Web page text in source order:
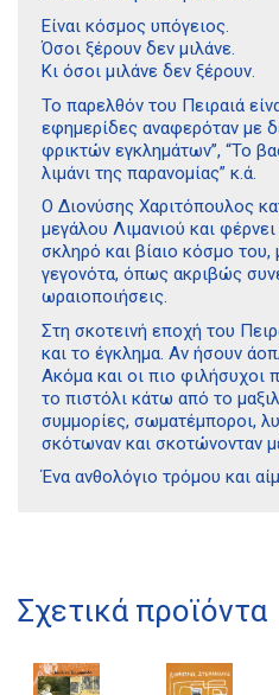
Είναι κόσμος υπόγειος.
Όσοι ξέρουν δεν μιλάνε.
Κι όσοι μιλάνε δεν ξέρουν.
Το παρελθόν του Πειραιά
εφημερίδες αναφερόταν με
φρικτών εγκλημάτων”, “Το
λιμάνι της παρανομίας” κ.ά.
Ο Διονύσης Χαριτόπουλος
μεγάλου Λιμανιού και
σκληρό και βίαιο κόσμο του,
γεγονότα, όπως ακριβώς
ωραιοποιήσεις.
Στη σκοτεινή εποχή του
και το έγκλημα. Αν ήσουν
Ακόμα και οι πιο φιλήσυχοι
το πιστόλι κάτω από το
συμμορίες, σωματέμποροι,
σκότωναν και σκοτώνονταν
Ένα ανθολόγιο τρόμου και
Σχετικά προϊόντα
Διδότου 34,
Πολιτική